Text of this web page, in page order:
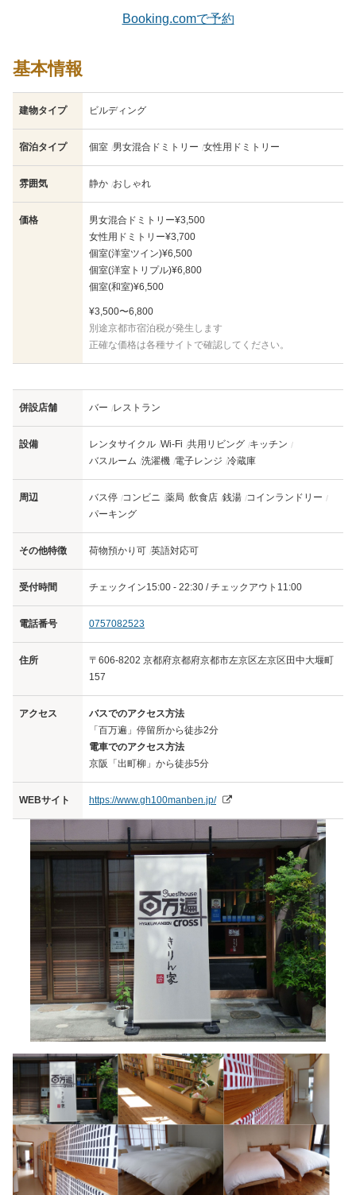
Booking.comで予約
基本情報
建物タイプ ビルディング
宿泊タイプ 個室 男女混合ドミトリー 女性用ドミトリー
雰囲気 静か おしゃれ
価格 男女混合ドミトリー¥3,500
女性用ドミトリー¥3,700
個室(洋室ツイン)¥6,500
個室(洋室トリプル)¥6,800
個室(和室)¥6,500
¥3,500〜6,800
別途京都市宿泊税が発生します
正確な価格は各種サイトで確認してください。
併設店舗 バー レストラン
設備 レンタサイクル Wi-Fi 共用リビング キッチン
バスルーム 洗濯機 電子レンジ 冷蔵庫
周辺 バス停 コンビニ 薬局 飲食店 銭湯 コインランドリー
パーキング
その他特徴 荷物預かり可 英語対応可
受付時間 チェックイン15:00 - 22:30 / チェックアウト11:00
電話番号 0757082523
住所
〒606-8202 京都府京都府京都市左京区左京区田中大堰町
157
アクセス
バスでのアクセス方法
「百万遍」停留所から徒歩2分
電車でのアクセス方法
京阪「出町柳」から徒歩5分
WEBサイト https://www.gh100manben.jp/